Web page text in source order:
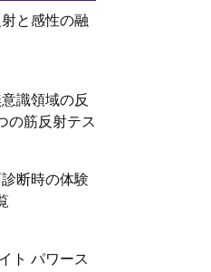
と感性の融
識領域の反
の筋反射テス
断時の体験
ト パワース